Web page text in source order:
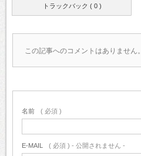
トラックバック ( 0 )
この記事へのコメントはありません。
名前 ( 必須 )
E-MAIL ( 必須 ) - 公開されません -